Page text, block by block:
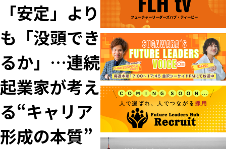
「安定」より
も「没頭でき
るか」…連続
起業家が考え
る“キャリア
形成の本質”